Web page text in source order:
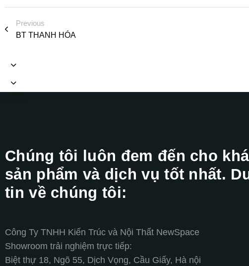
Previous
BT THANH HÓA
Chúng tôi luôn đem đến cho
sản phẩm và dịch vụ tốt nhất.
tin về chúng tôi:
Công Ty TNHH Kiến Trúc và Nội Thất NewSpace
Showroom trải nghiệm trực tiếp:
Biệt thự 18, Ngõ 55, Dịch Vọng, Cầu Giấy, Hà nội